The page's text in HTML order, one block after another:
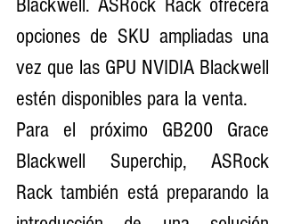
opciones de SKU ampliadas una
vez que las GPU NVIDIA Blackwell
estén disponibles para la venta.
Para el próximo GB200 Grace
Blackwell Superchip, ASRock
Rack también está preparando la